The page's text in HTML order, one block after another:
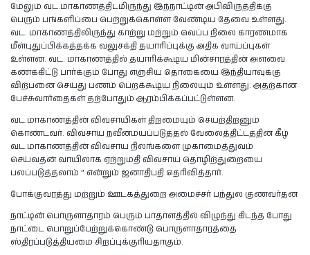
மேலும் வட.மாகாணத்திடமிருந்து இந்நாட்டின் அபிவிருத்திக்கு
பெரும் பங்களிப்பை பெற்றுக்கொள்ள வேண்டிய தேவை உள்ளது.
வட. மாகாணத்திலிருந்து காற்று மற்றும் வெப்ப நிலை காரணமாக
மீள்புதுப்பிக்கத்தக்க வலுசக்தி தயாரிப்புக்கு அதிக வாய்ப்புகள்
உள்ளன. வட. மாகாணத்தில் தயாரிக்கூடிய மின்சாரத்தின் அளவை
கணக்கிட்டு பார்க்கும் போது எஞ்சிய தொகையை இந்தியாவுக்கு
விற்பனை செய்து பணம் பெறக்கூடிய நிலையும் உள்ளது. அதற்கான
பேச்சுவார்தைகள் தற்போதும் ஆரம்பிக்கப்பட்டுள்ளன.
வட.மாகாணத்தின் விவசாயிகள் திறமையும் செயற்திறனும்
கொண்டவர். விவசாய நவீனமயப்படுத்தல் வேலைத்திட்டத்தின் கீழ்
வட.மாகாணத்தின் விவசாய நிலங்களை முகாமைத்துவம்
செய்வதன் வாயிலாக ஏற்றுமதி விவசாய தொழிற்துறையை
பலப்படுத்தலாம் ” என்றும் ஜனாதிபதி தெரிவித்தார்.
போக்குவரத்து மற்றும் ஊடகத்துறை அமைச்சர் பந்துல குணவர்தன
நாட்டின் பொருளாதாரம் பெரும் பாதாளத்தில் விழுந்து கிடந்த போது
நாட்டை பொறுப்பேற்றுக்கொண்டு பொருளாதாரத்தை
ஸ்திரப்படுத்தியமை சிறப்புக்குரியதாகும்.